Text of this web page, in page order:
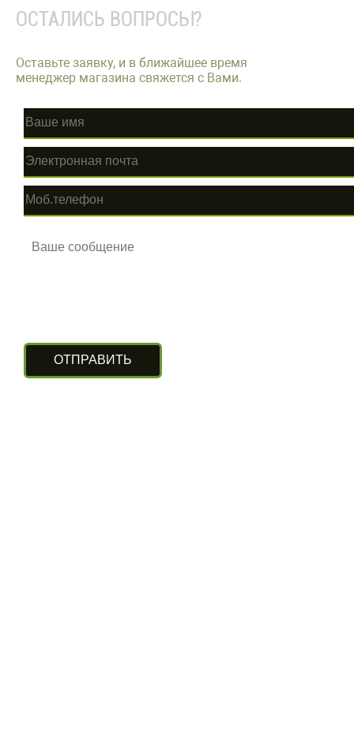
ОСТАЛИСЬ ВОПРОСЫ?
Оставьте заявку, и в ближайшее время
менеджер магазина свяжется с Вами.